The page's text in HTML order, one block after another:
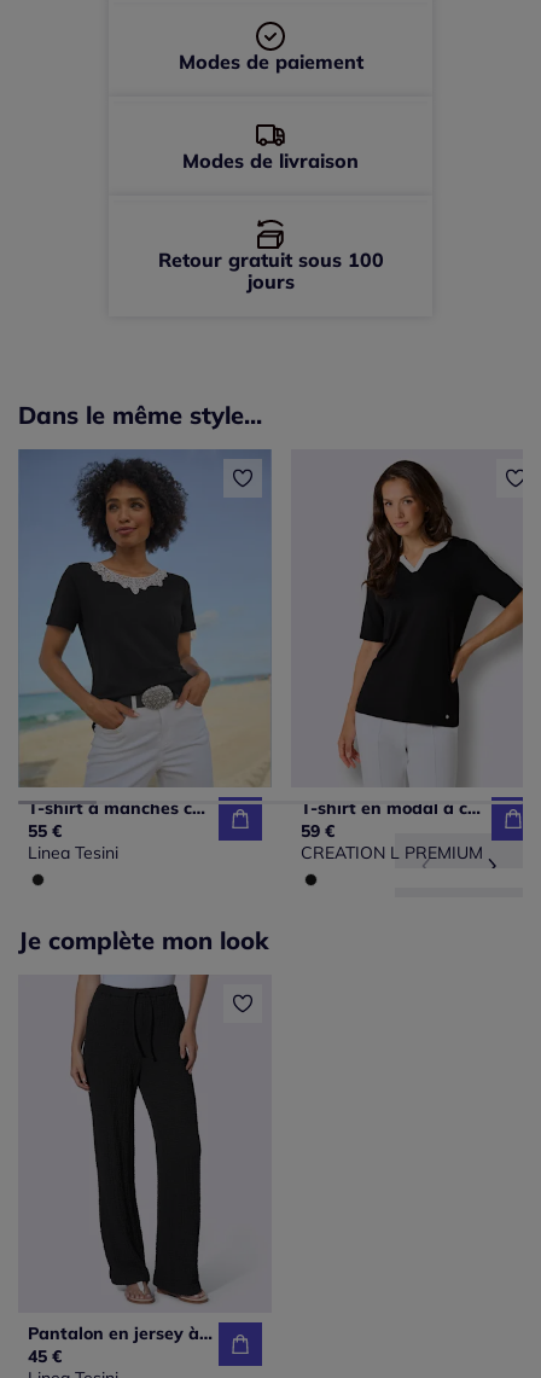
Modes de paiement
Modes de livraison
Retour gratuit sous 100
jours
Dans le même style...
T-shirt à manches courtes avec dentelle crochetée au col
55 €
Linea Tesini
T-shirt en modal à col V et manches mi-longues
59 €
CREATION L PREMIUM
Je complète mon look
Pantalon en jersey à jambes droites avec ceinture élastique
45 €